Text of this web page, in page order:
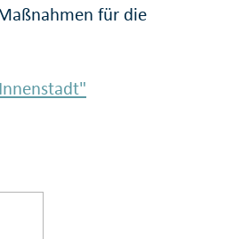
für die